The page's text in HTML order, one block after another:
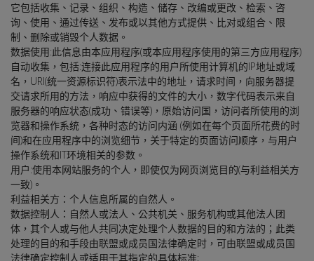
它包括收集、记录、组织、构造、储存、改编或更改、检索、咨
询、使用、通过传送、发布或以其他方式提供、比对或组合、限
制、删除或销毁个人数据。
数据使用:此信息由本应用程序(或本应用程序使用的第三方应用程序)
自动收集，包括:连接此应用程序的用户所使用计算机的IP地址或域
名，URI(统一资源标识符)表示法中的地址，请求时间，向服务器提
交请求所用的方法，响应中获得的文件的大小，数字代码表示来自
服务器的响应状态(成功、错误等)，原始访问国，访问者所使用的浏
览器和操作系统，各种时态的访问内涵 (例如在每个页面所花费的时
间)和在应用程序中的浏览细节，关于特定的页面访问顺序，与用户
操作系统和IT环境相关的参数。
用户:使用本网站服务的个人，即使仅为网页浏览目的(与利益相关方
一致)。
利益相关方：个人信息所属的自然人。
数据控制人：自然人或法人、公共机关、服务机构或其他法人团
体，其个人或与他人共同决定处理个人数据的目的和方法的；此类
处理的目的和手段由联盟或成员国法律确定时，可由联盟或成员国
法律确定控制人或适用于其指定的具体标准;